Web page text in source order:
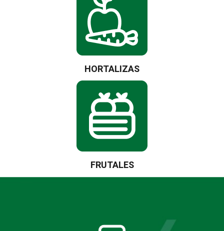
HORTALIZAS
FRUTALES